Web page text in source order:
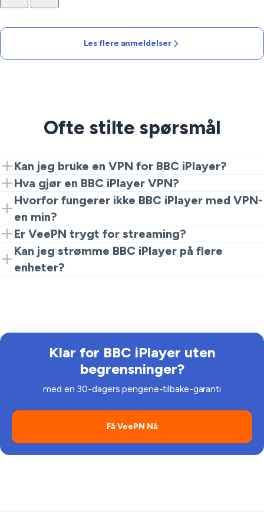
Les flere anmeldelser
Ofte stilte spørsmål
Kan jeg bruke en VPN for BBC iPlayer?
Ja, koble bare VeePN til en britisk server, åpne BBC
iPlayer og nyt programmene dine uavbrutt.
Hva gjør en BBC iPlayer VPN?
Den skjuler IP-adressen din, krypterer dataene dine og
lar deg få tilgang til BBC iPlayer fra hvor som helst, og
overvinne geografiske restriksjoner.
Hvorfor fungerer ikke BBC iPlayer med VPN-
en min?
Hvis BBC iPlayer ikke fungerer, prøv å bytte til en
annen britisk server eller tøm nettleserens cache.
Er VeePN trygt for streaming?
Absolutt. VeePN prioriterer personvernet og
sikkerheten din, noe som gjør det trygt for streaming
Kan jeg strømme BBC iPlayer på flere
enheter?
Klar for BBC iPlayer uten
begrensninger?
med en 30-dagers pengene-tilbake-garanti
Få VeePN Nå